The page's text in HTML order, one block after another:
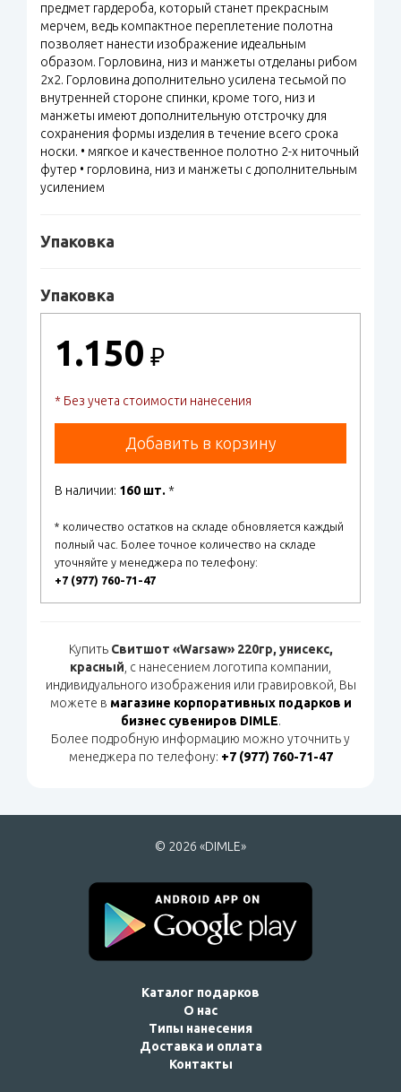
предмет гардероба, который станет прекрасным
мерчем, ведь компактное переплетение полотна
позволяет нанести изображение идеальным
образом. Горловина, низ и манжеты отделаны рибом
2х2. Горловина дополнительно усилена тесьмой по
внутренней стороне спинки, кроме того, низ и
манжеты имеют дополнительную отстрочку для
сохранения формы изделия в течение всего срока
носки. • мягкое и качественное полотно 2-х ниточный
футер • горловина, низ и манжеты с дополнительным
усилением
Упаковка
Упаковка
1.150 ₽
* Без учета стоимости нанесения
Добавить в корзину
В наличии: 160 шт. *
* количество остатков на складе обновляется каждый
полный час. Более точное количество на складе
уточняйте у менеджера по телефону:
+7 (977) 760-71-47
Купить Свитшот «Warsaw» 220гр, унисекс,
красный , с нанесением логотипа компании,
индивидуального изображения или гравировкой, Вы
можете в магазине корпоративных подарков и
бизнес сувениров DIMLE.
Более подробную информацию можно уточнить у
менеджера по телефону: +7 (977) 760-71-47
© 2026 «DIMLE»
Каталог подарков
О нас
Типы нанесения
Доставка и оплата
Контакты